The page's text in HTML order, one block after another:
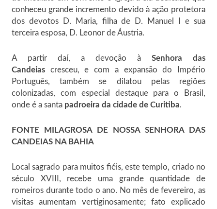
conheceu grande incremento devido à ação protetora
dos devotos D. Maria, filha de D. Manuel I e sua
terceira esposa, D. Leonor de Áustria.
A partir daí, a devoção à Senhora das
Candeias cresceu, e com a expansão do Império
Português, também se dilatou pelas regiões
colonizadas, com especial destaque para o Brasil,
onde é a santa padroeira da cidade de Curitiba.
FONTE MILAGROSA DE NOSSA SENHORA DAS
CANDEIAS NA BAHIA
Local sagrado para muitos fiéis, este templo, criado no
século XVIII, recebe uma grande quantidade de
romeiros durante todo o ano. No mês de fevereiro, as
visitas aumentam vertiginosamente; fato explicado